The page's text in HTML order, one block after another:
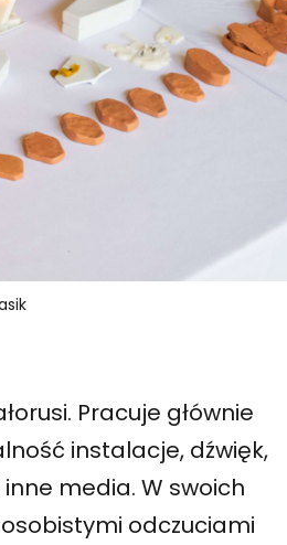
Pracuje głównie
instalacje, dźwięk,
media. W swoich
odczuciami